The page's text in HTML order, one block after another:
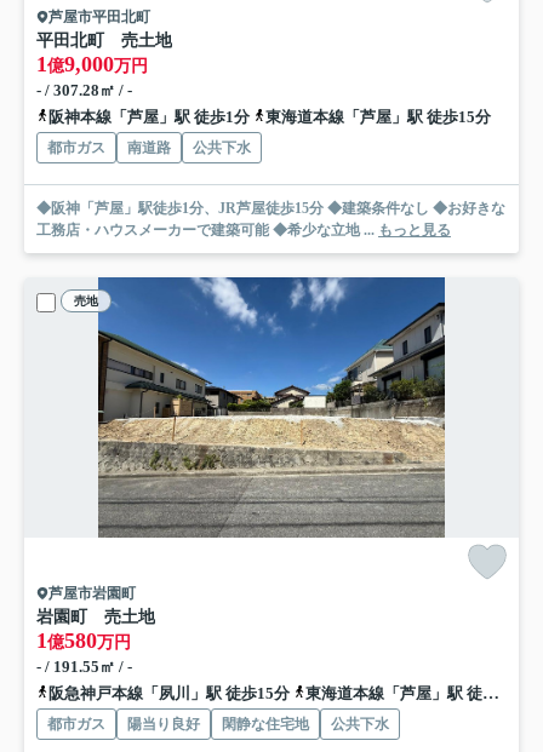
芦屋市平田北町
平田北町 売土地
1 億9,000万円
- / 307.28㎡ / -
阪神本線「芦屋」駅 徒歩1分
東海道本線「芦屋」駅 徒歩15分
都市ガス 南道路 公共下水
◆阪神「芦屋」駅徒歩1分、JR芦屋徒歩15分 ◆建築条件なし ◆お好きな
工務店・ハウスメーカーで建築可能 ◆希少な立地 ... もっと見る
売地
芦屋市岩園町
岩園町 売土地
1 億580万円
- / 191.55㎡ / -
阪急神戸本線「夙川」駅 徒歩15分
東海道本線「芦屋」駅 徒歩20分
都市ガス 陽当り良好 閑静な住宅地 公共下水